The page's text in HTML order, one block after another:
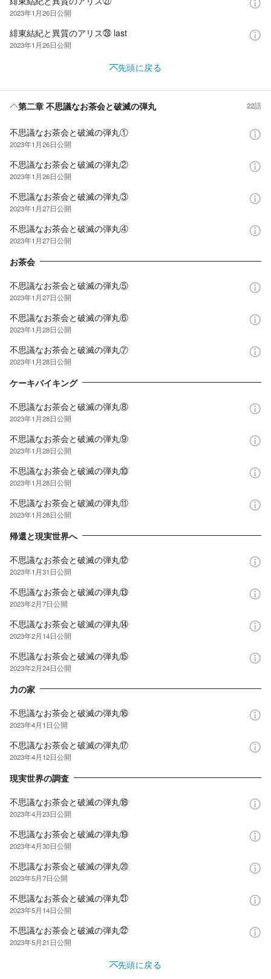
2023年1月26日公開
緋東結紀と異質のアリス㉘ last
2023年1月26日公開
先頭に戻る
第二章 不思議なお茶会と破滅の弾丸 22話
不思議なお茶会と破滅の弾丸①
2023年1月26日公開
不思議なお茶会と破滅の弾丸②
2023年1月26日公開
不思議なお茶会と破滅の弾丸③
2023年1月27日公開
不思議なお茶会と破滅の弾丸④
2023年1月27日公開
お茶会
不思議なお茶会と破滅の弾丸⑤
2023年1月27日公開
不思議なお茶会と破滅の弾丸⑥
2023年1月28日公開
不思議なお茶会と破滅の弾丸⑦
2023年1月28日公開
ケーキバイキング
不思議なお茶会と破滅の弾丸⑧
2023年1月28日公開
不思議なお茶会と破滅の弾丸⑨
2023年1月28日公開
不思議なお茶会と破滅の弾丸⑩
2023年1月28日公開
不思議なお茶会と破滅の弾丸⑪
2023年1月28日公開
帰還と現実世界へ
不思議なお茶会と破滅の弾丸⑫
2023年1月31日公開
不思議なお茶会と破滅の弾丸⑬
2023年2月7日公開
不思議なお茶会と破滅の弾丸⑭
2023年2月14日公開
不思議なお茶会と破滅の弾丸⑮
2023年2月24日公開
力の家
不思議なお茶会と破滅の弾丸⑯
2023年4月1日公開
不思議なお茶会と破滅の弾丸⑰
2023年4月12日公開
現実世界の調査
不思議なお茶会と破滅の弾丸⑱
2023年4月23日公開
不思議なお茶会と破滅の弾丸⑲
2023年4月30日公開
不思議なお茶会と破滅の弾丸⑳
2023年5月7日公開
不思議なお茶会と破滅の弾丸㉑
2023年5月14日公開
不思議なお茶会と破滅の弾丸㉒
2023年5月21日公開
先頭に戻る